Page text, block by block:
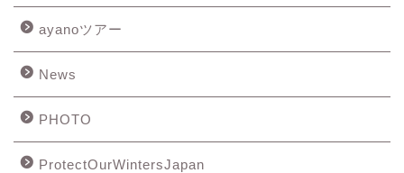
ayanoツアー
News
PHOTO
ProtectOurWintersJapan